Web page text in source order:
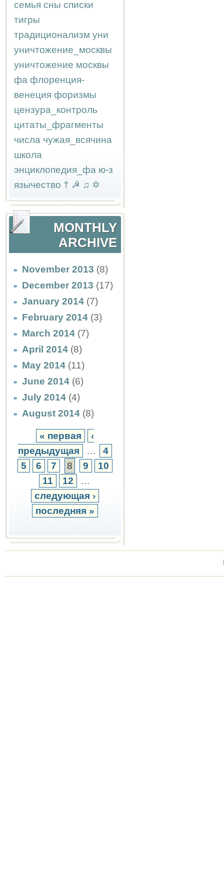
семья сны списки
тигры
традиционализм уни
уничтожение_москвы
уничтожение москвы
фа флоренция-
венеция форизмы
цензура_контроль
цитаты_фрагменты
числа чужая_всячина
школа
энциклопедия_фа ю-з
язычество † ☭ ♫ ✡
MONTHLY
ARCHIVE
November 2013 (8)
December 2013 (17)
January 2014 (7)
February 2014 (3)
March 2014 (7)
April 2014 (8)
May 2014 (11)
June 2014 (6)
July 2014 (4)
August 2014 (8)
« первая
‹
предыдущая
…
4
5
6 7 8 9
10
11
12
…
следующая ›
последняя »